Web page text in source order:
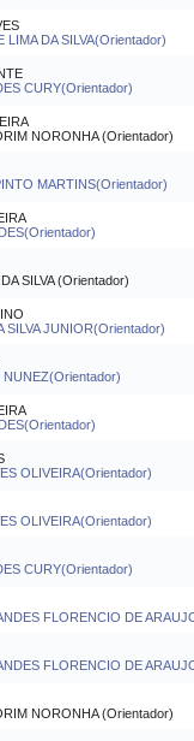
LIMA DA SILVA(Orientador)
CURY(Orientador)
NORONHA (Orientador)
MARTINS(Orientador)
SILVA (Orientador)
SILVA JUNIOR(Orientador)
NUNEZ(Orientador)
OLIVEIRA(Orientador)
OLIVEIRA(Orientador)
CURY(Orientador)
FLORENCIO DE
FLORENCIO DE
NORONHA (Orientador)